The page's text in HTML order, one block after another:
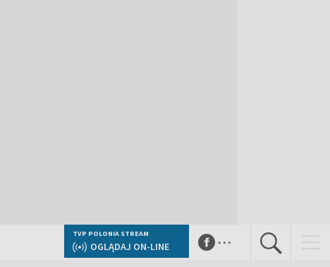
TVP POLONIA STREAM
OGLĄDAJ ON-LINE ...